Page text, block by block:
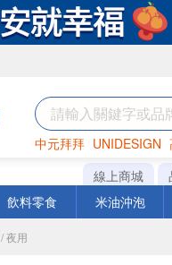
中元拜拜 UNIDESIGN
巧克力 衛生紙 咖啡
線上商城
飲料零食 米油沖泡
/ 夜用